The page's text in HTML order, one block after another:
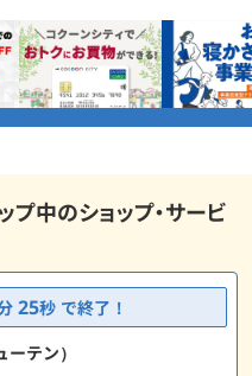
コクーンシティカ
ードセゾン
2,800ポイント
プロが選
で、資産
一歩を踏
【miralita
7,500ポ
中のショップ・サービ
24秒 で終了！
テン）